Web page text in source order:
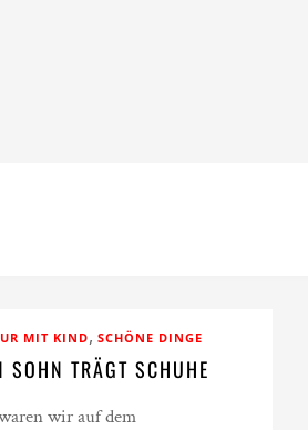
MIT KIND, SCHÖNE DINGE
SOHN TRÄGT SCHUHE
wir auf dem